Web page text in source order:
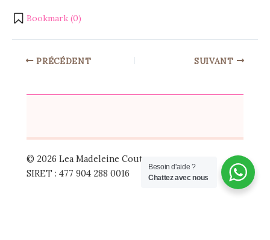
Bookmark (0)
PRÉCÉDENT SUIVANT
© 2026 Lea Madeleine Couture
SIRET : 477 904 288 0016
Besoin d'aide ?
Chattez avec nous